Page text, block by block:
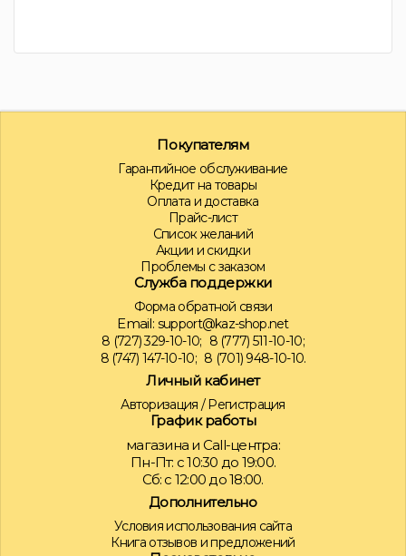
Покупателям
Гарантийное обслуживание
Кредит на товары
Оплата и доставка
Прайс-лист
Список желаний
Акции и скидки
Проблемы с заказом
Служба поддержки
Форма обратной связи
Email: support@kaz-shop.net
8 (727) 329-10-10; 8 (777) 511-10-10;
8 (747) 147-10-10; 8 (701) 948-10-10.
Личный кабинет
Авторизация /Регистрация
График работы
магазина и Call-центра:
Пн-Пт: с 10:30 до 19:00.
Сб: с 12:00 до 18:00.
Дополнительно
Условия использования сайта
Книга отзывов и предложений